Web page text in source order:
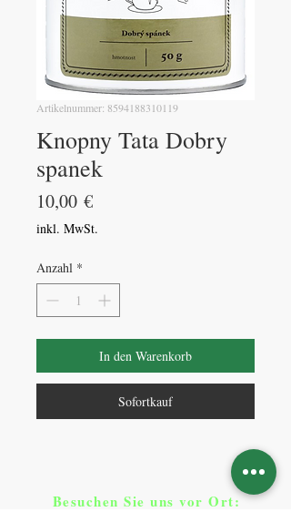
Artikelnummer: 8594188310119
Knopny Tata Dobry
spanek
10,00 €Preis
inkl. MwSt.
Anzahl *
In den Warenkorb
Sofortkauf
Besuchen Sie uns vor Ort​: